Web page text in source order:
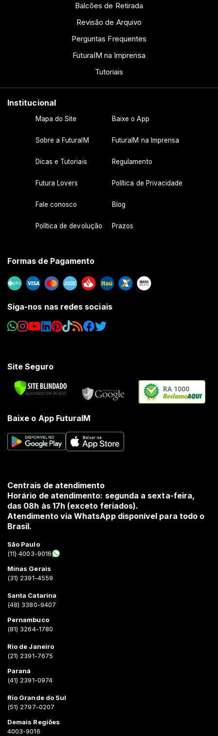
Balcões de Retirada
Revisão de Arquivo
Perguntas Frequentes
FuturaIM na Imprensa
Tutoriais
Institucional
Mapa do Site Baixe o App
Sobre a FuturaIM FuturaIM na Imprensa
Dicas e Tutoriais Regulamento
Futura Lovers Política de Privacidade
Fale conosco Blog
Política de devolução Prazos
Formas de Pagamento
Siga-nos nas redes sociais
Site Seguro
RA 1000
Baixe o App FuturaIM
Centrais de atendimento
Horário de atendimento: segunda a sexta-feira,
das 08h às 17h (exceto feriados).
Atendimento via WhatsApp disponível para todo o
Brasil.
São Paulo
(11) 4003-9016
Minas Gerais
(31) 2391-4559
Santa Catarina
(48) 3380-9407
Pernambuco
(81) 3264-1780
Rio de Janeiro
(21) 2391-7675
Paraná
(41) 2391-0974
Rio Grande do Sul
(51) 2797-0207
Demais Regiões
4003-9016